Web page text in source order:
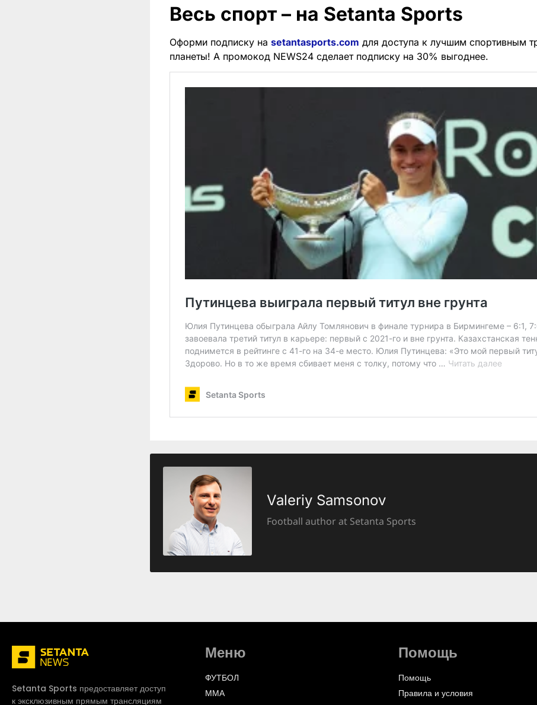
Весь спорт – на Setanta Sports
Оформи подписку наsetantasports.com для доступа к лучшим спортивным
планеты! А промокод NEWS24 сделает подписку на 30% выгоднее.
Valeriy Samsonov
Football author at Setanta Sports
Setanta Sports предоставляет доступ
к эксклюзивным прямым трансляциям
Меню
ФУТБОЛ
ММА
Помощь
Помощь
Правила и условия